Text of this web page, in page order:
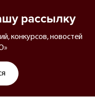
рассылку
конкурсов, новостей